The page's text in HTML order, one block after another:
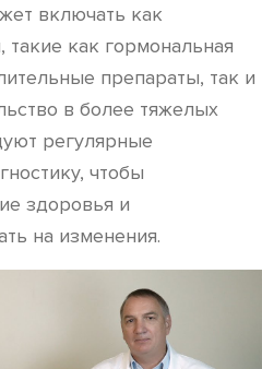
включать как
как гормональная
препараты, так и
в более тяжелых
регулярные
чтобы
здоровья и
на изменения.